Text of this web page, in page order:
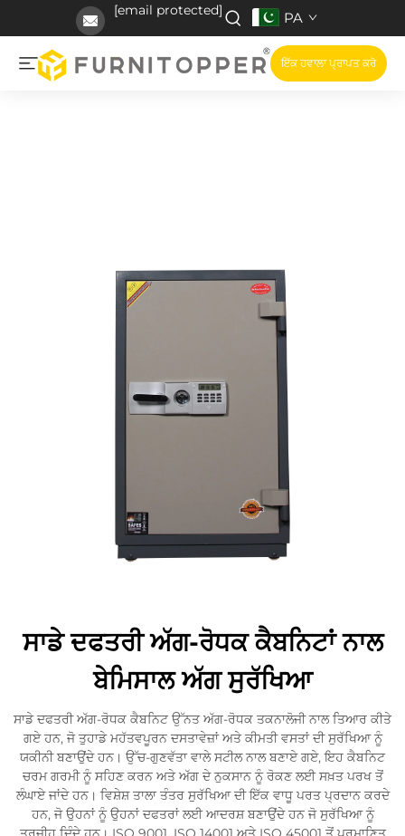
[email protected] PA
ਇੱਕ ਹਵਾਲਾ ਪ੍ਰਾਪਤ ਕਰੋ
ਸਾਡੇ ਦਫਤਰੀ ਅੱਗ-ਰੋਧਕ ਕੈਬਨਿਟਾਂ ਨਾਲ
ਬੇਮਿਸਾਲ ਅੱਗ ਸੁਰੱਖਿਆ
ਸਾਡੇ ਦਫਤਰੀ ਅੱਗ-ਰੋਧਕ ਕੈਬਨਿਟ ਉੱਨਤ ਅੱਗ-ਰੋਧਕ ਤਕਨਾਲੋਜੀ ਨਾਲ ਤਿਆਰ ਕੀਤੇ
ਗਏ ਹਨ, ਜੋ ਤੁਹਾਡੇ ਮਹੱਤਵਪੂਰਨ ਦਸਤਾਵੇਜ਼ਾਂ ਅਤੇ ਕੀਮਤੀ ਵਸਤਾਂ ਦੀ ਸੁਰੱਖਿਆ ਨੂੰ
ਯਕੀਨੀ ਬਣਾਉਂਦੇ ਹਨ। ਉੱਚ-ਗੁਣਵੱਤਾ ਵਾਲੇ ਸਟੀਲ ਨਾਲ ਬਣਾਏ ਗਏ, ਇਹ ਕੈਬਨਿਟ
ਚਰਮ ਗਰਮੀ ਨੂੰ ਸਹਿਣ ਕਰਨ ਅਤੇ ਅੱਗ ਦੇ ਨੁਕਸਾਨ ਨੂੰ ਰੋਕਣ ਲਈ ਸਖ਼ਤ ਪਰਖ ਤੋਂ
ਲੰਘਾਏ ਜਾਂਦੇ ਹਨ। ਵਿਸ਼ੇਸ਼ ਤਾਲਾ ਤੰਤਰ ਸੁਰੱਖਿਆ ਦੀ ਇੱਕ ਵਾਧੂ ਪਰਤ ਪ੍ਰਦਾਨ ਕਰਦੇ
ਹਨ, ਜੋ ਉਹਨਾਂ ਨੂੰ ਉਹਨਾਂ ਦਫਤਰਾਂ ਲਈ ਆਦਰਸ਼ ਬਣਾਉਂਦੇ ਹਨ ਜੋ ਸੁਰੱਖਿਆ ਨੂੰ